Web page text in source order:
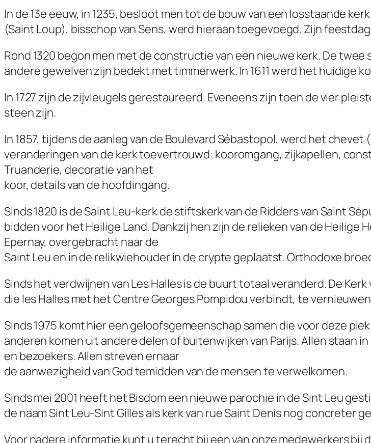
In de 13e eeuw, in 1235, besloot men tot de bouw van een losstaande
(Saint Loup), bisschop van Sens, werd hieraan toegevoegd. Zijn
Rond 1320 begon men met de constructie van een nieuwe kerk. De
andere gewelven zijn bedekt met timmerwerk. In 1611 werd het huidige
In 1727 zijn de zijvleugels gerestaureerd. Eveneens zijn toen de vier
steen zijn.
In 1857, tijdens de aanleg van de Boulevard Sébastopol, werd het
veranderingen van de kerk toevertrouwd: kooromgang, zijkapellen,
Truanderie, decoratie van het
koor, details van de hoofdingang.
Sinds 1820 is de Saint Leu-kerk de stiftskerk van de Ridders van Saint
bidden voor het Heilige Land. Dankzij hen zijn de relieken van de Heilige
Epernay, overgebracht naar de
Saint Leu en in de relikwiehouder in de crypte geplaatst. Orthodoxe
Sinds het verdwijnen van Les Halles is de buurt totaal veranderd. De
die les Halles met het Centre Georges Pompidou verbindt, te
Sinds 1975 komt hier een geloofsgemeenschap samen die voor deze
anderen komen uit andere delen of buitenwijken van Parijs. Allen staan
en bezoekers. Allen streven ernaar
de aanwezigheid van God temidden van de mensen te verwelkomen.
Sinds mei 2001 heeft het Bisdom een nieuwe parochie in de Sint Leu
de naam Sint Leu-Sint Gilles als kerk van rue Saint Denis nog concreter
Voor nadere informatie kunt u terecht bij een van onze medewerkers bij